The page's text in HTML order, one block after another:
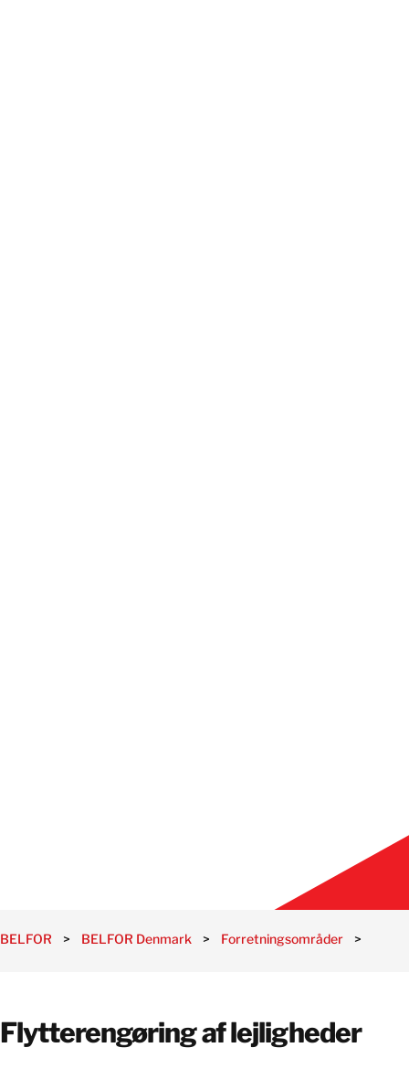
BELFOR > BELFOR Denmark > Forretningsområder >
Flytterengøring af lejligheder